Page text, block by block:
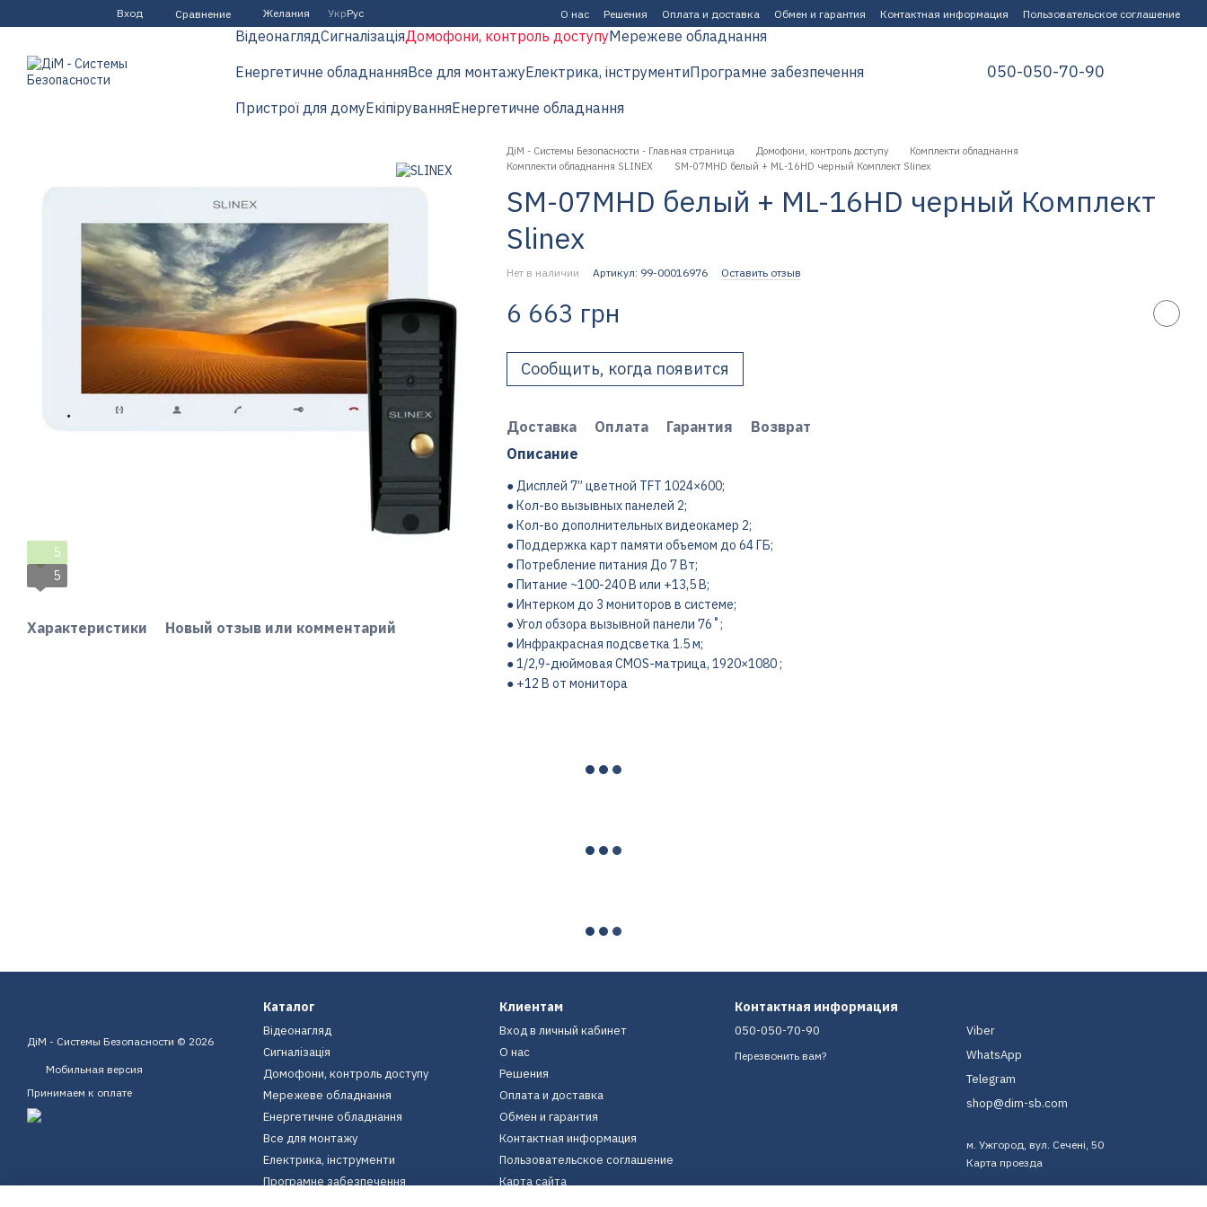
Перейти к основному контенту
Вход Сравнение Желания УкрРус О нас Решения Оплата и доставка Обмен и гарантия Контактная информация Пользовательское соглашение
ВідеонаглядСигналізаціяДомофони, контроль доступуМережеве обладнання
Енергетичне обладнанняВсе для монтажуЕлектрика, інструментиПрограмне забезпечення
Пристрої для домуЕкіпіруванняЕнергетичне обладнання
050-050-70-90
5
5
Характеристики Новый отзыв или комментарий
ДіМ - Системы Безопасности - Главная страница Домофони, контроль доступу
Комплекти обладнання
Комплекти обладнання SLINEX
SM-07MHD белый + ML-16HD черный Комплект Slinex
SM-07MHD белый + ML-16HD черный Комплект
Slinex
Нет в наличии Артикул: 99-00016976 Оставить отзыв
6 663 грн
Сообщить, когда появится
Доставка Оплата Гарантия
Возврат
Описание
● Дисплей 7” цветной TFT 1024×600;
● Кол-во вызывных панелей 2;
● Кол-во дополнительных видеокамер 2;
● Поддержка карт памяти объемом до 64 ГБ;
● Потребление питания До 7 Вт;
● Питание ~100-240 B или +13,5 В;
● Интерком до 3 мониторов в системе;
● Угол обзора вызывной панели 76˚;
● Инфракрасная подсветка 1.5 м;
● 1/2,9-дюймовая CMOS-матрица, 1920×1080 ;
● +12 В от монитора
ДіМ - Системы Безопасности © 2026
Мобильная версия
Принимаем к оплате
Каталог
Відеонагляд
Сигналізація
Домофони, контроль доступу
Мережеве обладнання
Енергетичне обладнання
Все для монтажу
Електрика, інструменти
Програмне забезпечення
Клиентам
Вход в личный кабинет
О нас
Решения
Оплата и доставка
Обмен и гарантия
Контактная информация
Пользовательское соглашение
Карта сайта
Контактная информация
050-050-70-90
Перезвонить вам?
Viber
WhatsApp
Telegram
shop@dim-sb.com
м. Ужгород, вул. Сечені, 50
Карта проезда